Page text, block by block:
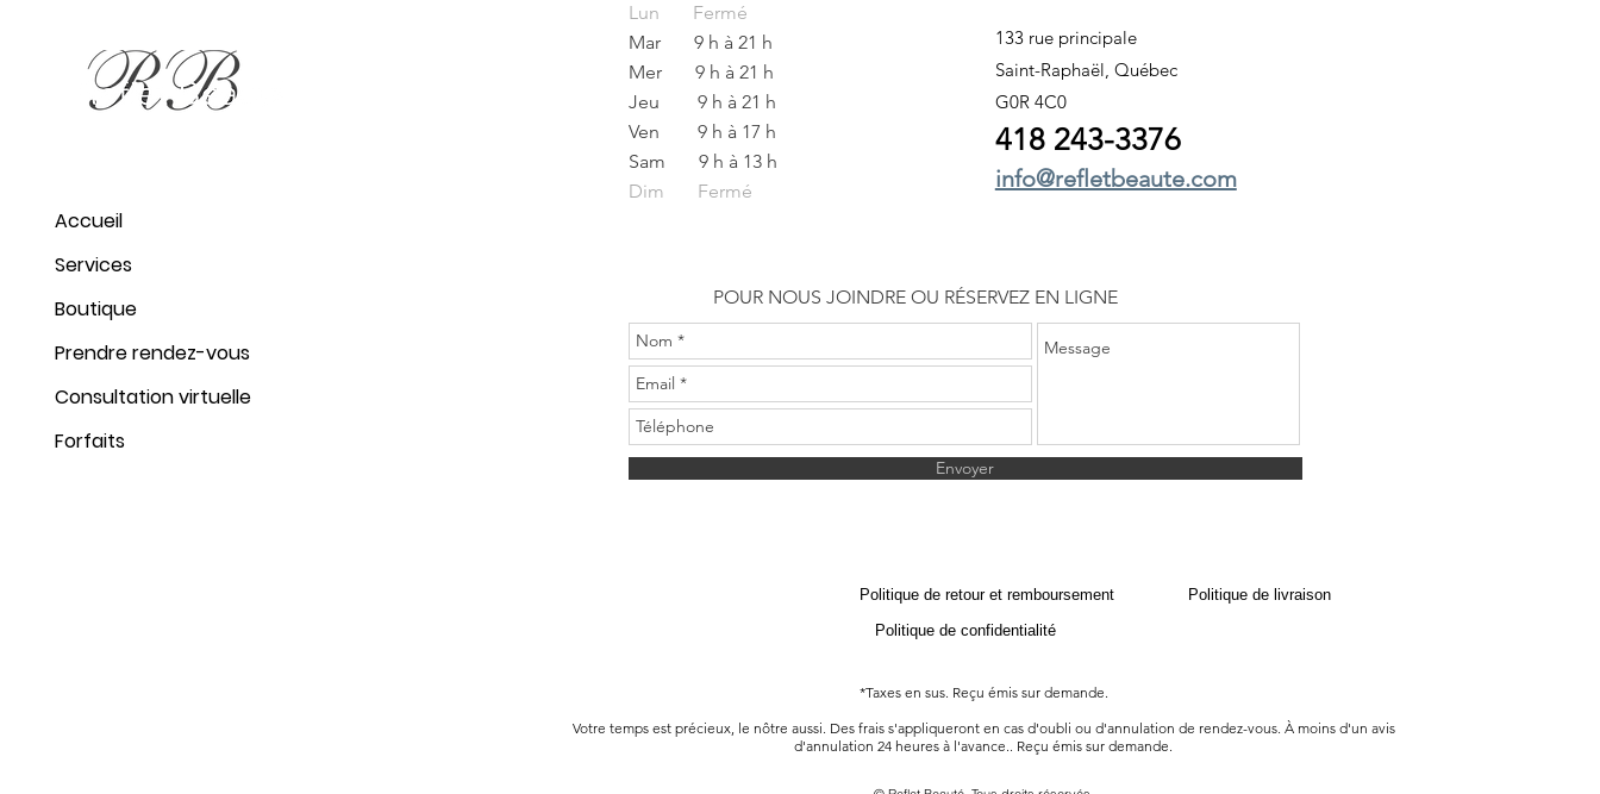
Accueil
Services
Boutique
Prendre rendez-vous
Consultation virtuelle
Forfaits
Lun Fermé
Mar
9 h à 21 h
Mer
9 h à 21 h
Jeu
9 h à 21 h
Ven
9 h à 17 h
Sam
9 h à 13 h
Dim Fermé
133 rue principale
Saint-Raphaël, Québec
G0R 4C0
418 243-3376
info@refletbeaute.com
POUR NOUS JOINDRE OU RÉSERVEZ EN LIGNE
Envoyer
Politique de retour et remboursement
Politique de confidentialité
Politique de livraison
*Taxes en sus. Reçu émis sur demande.
Votre temps est précieux, le nôtre aussi. Des frais s'appliqueront en cas d'oubli ou d'annulation de rendez-vous. À moins d'un avis
d'annulation 24 heures à l'avance.. Reçu émis sur demande.